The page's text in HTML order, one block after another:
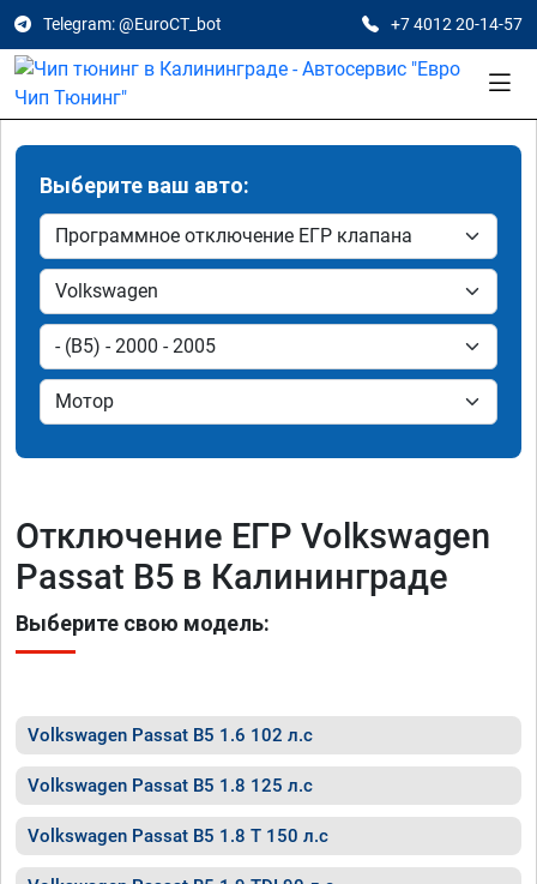
Telegram: @EuroCT_bot +7 4012 20-14-57
Выберите ваш авто:
Отключение ЕГР Volkswagen
Passat B5 в Калининграде
Выберите свою модель:
Volkswagen Passat B5 1.6 102 л.с
Volkswagen Passat B5 1.8 125 л.с
Volkswagen Passat B5 1.8 T 150 л.с